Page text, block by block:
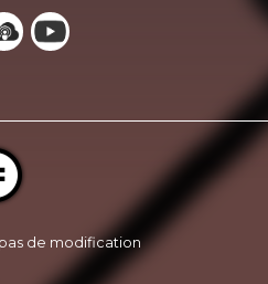
de modification